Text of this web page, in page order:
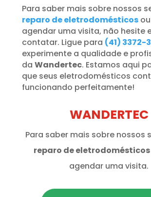
Para saber mais sobre nossos
reparo de eletrodomésticos
agendar uma visita, não hesite
contatar. Ligue para (41) 3372-
experimente a qualidade e
da Wandertec. Estamos aqui
que seus eletrodomésticos
funcionando perfeitamente!
WANDERTEC
Para saber mais sobre nossos
reparo de eletrodomésticos
agendar uma visita.